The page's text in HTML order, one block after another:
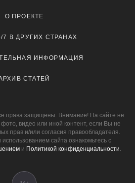
О ПРОЕКТЕ
7 В ДРУГИХ СТРАНАХ
ИНФОРМАЦИЯ
СТАТЕЙ
права защищены. Внимание! На сайте не
видео или иной контент, если Вы не
прав и/или согласия правообладателя.
сайта ознакомьтесь с
и Политикой конфиденциальности.